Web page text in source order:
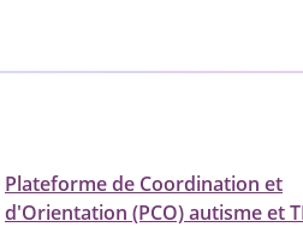
Plateforme de Coordination et
d'Orientation (PCO) autisme et